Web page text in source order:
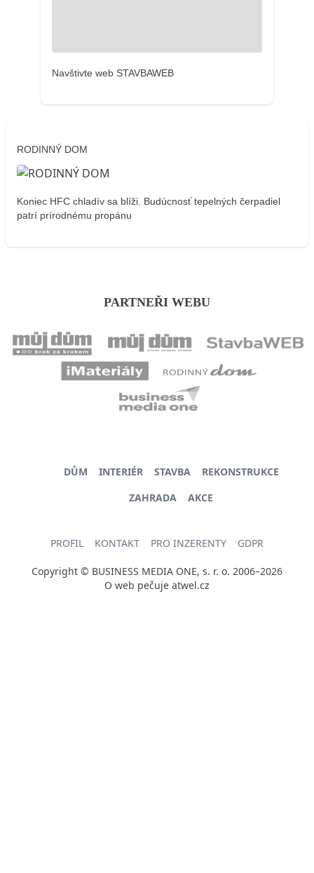
Navštivte web STAVBAWEB
RODINNÝ DOM
Koniec HFC chladív sa blíži. Budúcnosť tepelných čerpadiel
patrí prírodnému propánu
PARTNEŘI WEBU
DŮM INTERIÉR STAVBA
REKONSTRUKCE
ZAHRADA
AKCE
PROFIL KONTAKT PRO INZERENTY GDPR
Copyright © BUSINESS MEDIA ONE, s. r. o. 2006–2026